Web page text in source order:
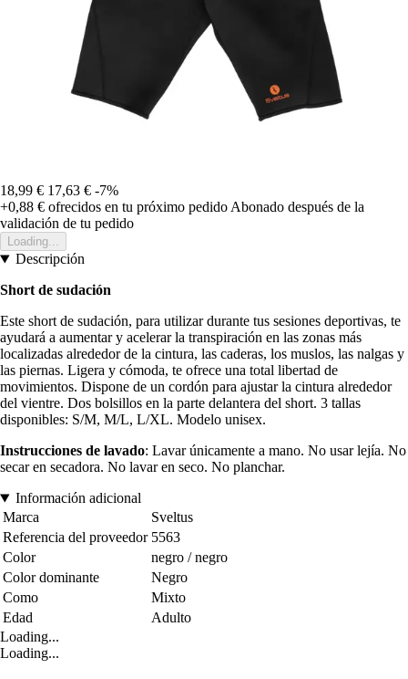
18,99 € 17,63 € -7%
+0,88 € ofrecidos en tu próximo pedido Abonado después de la
validación de tu pedido
Loading...
Descripción
Short de sudación
Este short de sudación, para utilizar durante tus sesiones deportivas, te
ayudará a aumentar y acelerar la transpiración en las zonas más
localizadas alrededor de la cintura, las caderas, los muslos, las nalgas y
las piernas. Ligera y cómoda, te ofrece una total libertad de
movimientos. Dispone de un cordón para ajustar la cintura alrededor
del vientre. Dos bolsillos en la parte delantera del short. 3 tallas
disponibles: S/M, M/L, L/XL. Modelo unisex.
Instrucciones de lavado: Lavar únicamente a mano. No usar lejía. No
secar en secadora. No lavar en seco. No planchar.
Información adicional
Marca
Sveltus
Referencia del proveedor 5563
Color
negro / negro
Color dominante
Negro
Como
Mixto
Edad
Adulto
Loading...
Loading...